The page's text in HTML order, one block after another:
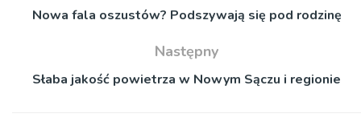
Nowa fala oszustów? Podszywają się pod rodzinę
Następny
Słaba jakość powietrza w Nowym Sączu i regionie